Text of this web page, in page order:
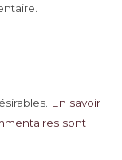
En savoir
sont